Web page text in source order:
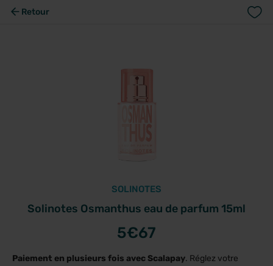
Retour
SOLINOTES
Solinotes Osmanthus eau de parfum 15ml
5€67
Paiement en plusieurs fois avec Scalapay. Réglez votre